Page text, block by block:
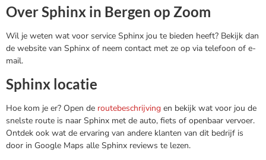
Over Sphinx in Bergen op Zoom
Wil je weten wat voor service Sphinx jou te bieden heeft? Bekijk dan
de website van Sphinx of neem contact met ze op via telefoon of e-
mail.
Sphinx locatie
Hoe kom je er? Open de routebeschrijving en bekijk wat voor jou de
snelste route is naar Sphinx met de auto, fiets of openbaar vervoer.
Ontdek ook wat de ervaring van andere klanten van dit bedrijf is
door in Google Maps alle Sphinx reviews te lezen.